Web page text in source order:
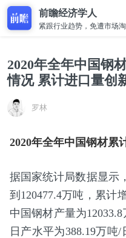
前瞻经济学人
紧跟行业趋势，免遭市场
2020年全年中国钢
情况 累计进口量创
罗林
2020年全年中国钢材累
据国家统计局数据显示
到120477.4万吨，累计
中国钢材产量为
日产水平为388.19万吨